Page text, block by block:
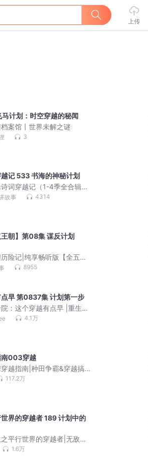
上传
计划：时空穿越的秘闻
案馆丨世界未解之谜
3
记 533 书海的神秘计划
词穿越记（1-4季全合辑）
三百首
故事 4314
王朝】第08集 谋反计划
险记|纯享畅听版【全五季
8955
早 第0837集 计划第一步
：这个穿越有点早 |重生七
|爽文|影视同人|VIP免费
4.1万
南003穿越
越指南|种田争霸&穿越搞
史VIP免费穿越小说|多人
117.2万
界的穿越者 189 计划中的
平行世界的穿越者|无敌少
叔南兮
1.6万